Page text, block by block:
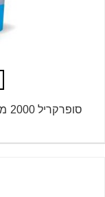
סופרקריל 2000 מראה מהודר - צבע לקירות פנים - טמבור